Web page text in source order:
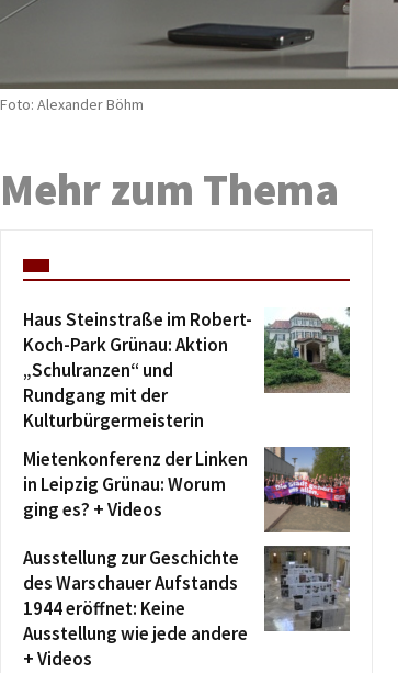
Foto: Alexander Böhm
Mehr zum Thema
Haus Steinstraße im Robert-
Koch-Park Grünau: Aktion
„Schulranzen“ und
Rundgang mit der
Kulturbürgermeisterin
Mietenkonferenz der Linken
in Leipzig Grünau: Worum
ging es? + Videos
Ausstellung zur Geschichte
des Warschauer Aufstands
1944 eröffnet: Keine
Ausstellung wie jede andere
+ Videos